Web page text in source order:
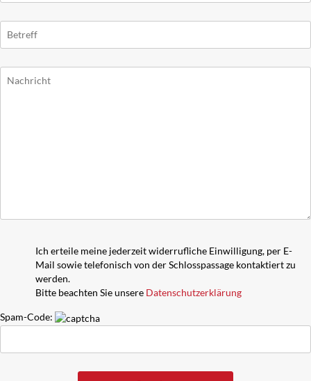
Ich erteile meine jederzeit widerrufliche Einwilligung, per E-
Mail sowie telefonisch von der Schlosspassage kontaktiert zu
werden.
Bitte beachten Sie unsere Datenschutzerklärung
Spam-Code: